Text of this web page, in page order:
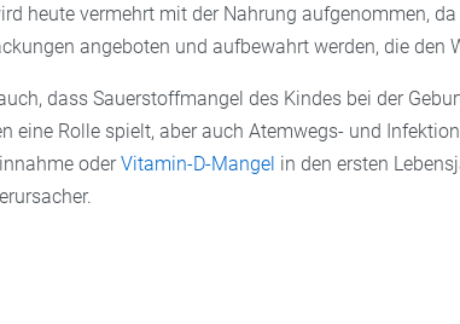
heute vermehrt mit der Nahrung aufgenommen,
angeboten und aufbewahrt werden, die den
dass Sauerstoffmangel des Kindes bei der
eine Rolle spielt, aber auch Atemwegs- und
oder Vitamin-D-Mangel in den ersten